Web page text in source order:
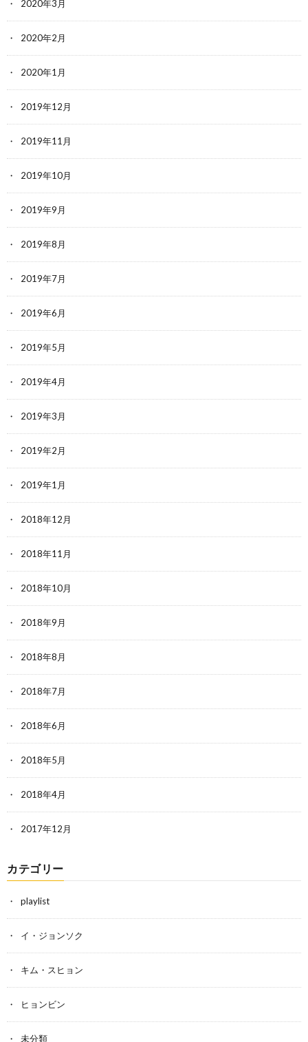
2020年3月
2020年2月
2020年1月
2019年12月
2019年11月
2019年10月
2019年9月
2019年8月
2019年7月
2019年6月
2019年5月
2019年4月
2019年3月
2019年2月
2019年1月
2018年12月
2018年11月
2018年10月
2018年9月
2018年8月
2018年7月
2018年6月
2018年5月
2018年4月
2017年12月
カテゴリー
playlist
イ・ジョンソク
キム・スヒョン
ヒョンビン
未分類